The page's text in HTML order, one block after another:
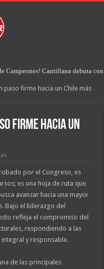
Campeones! Cantillana debuta
paso firme hacia un Chile más
firme hacia un
por el Congreso, es
es una hoja de ruta que
avanzar hacia una mayor
Bajo el liderazgo del
refleja el compromiso del
respondiendo a las
y responsable.
de las principales